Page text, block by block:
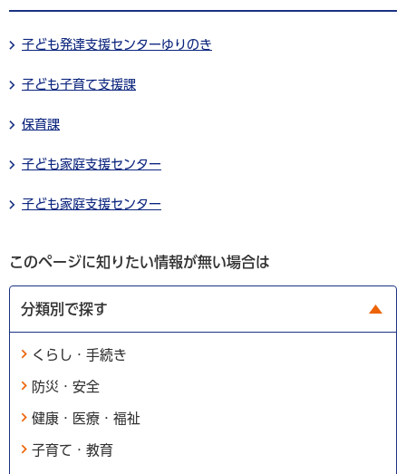
子ども発達支援センターゆりのき
子ども子育て支援課
保育課
子ども家庭支援センター
子ども家庭支援センター
このページに知りたい情報が無い場合は
分類別で探す
くらし・手続き
防災・安全
健康・医療・福祉
子育て・教育